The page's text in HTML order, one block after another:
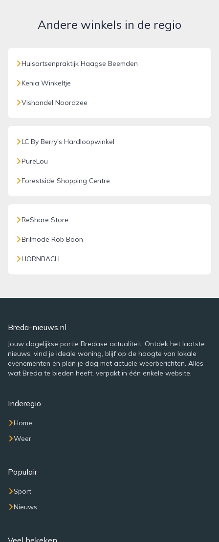
Andere winkels in de regio
Huisartsenpraktijk Haagse Beemden
Kenia Winkeltje
Vishandel Noordzee
LC By Berry's Hardloopwinkel
PureLou
Forestside Shopping Centre
ReShare Store
Brilmode Rob Boon
HORNBACH
Breda-nieuws.nl
Jouw dagelijkse portie Bredase actualiteit. Ontdek het laatste
nieuws, vind je ideale woning, blijf op de hoogte van lokale
evenementen en plan je dag met actuele weerberichten. Alles
wat Breda te bieden heeft, verpakt in één enkele website.
Inderegio
Home
Weer
Populair
Sport
Nieuws
Veel bekeken